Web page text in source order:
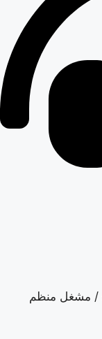
/ مشغل منظم